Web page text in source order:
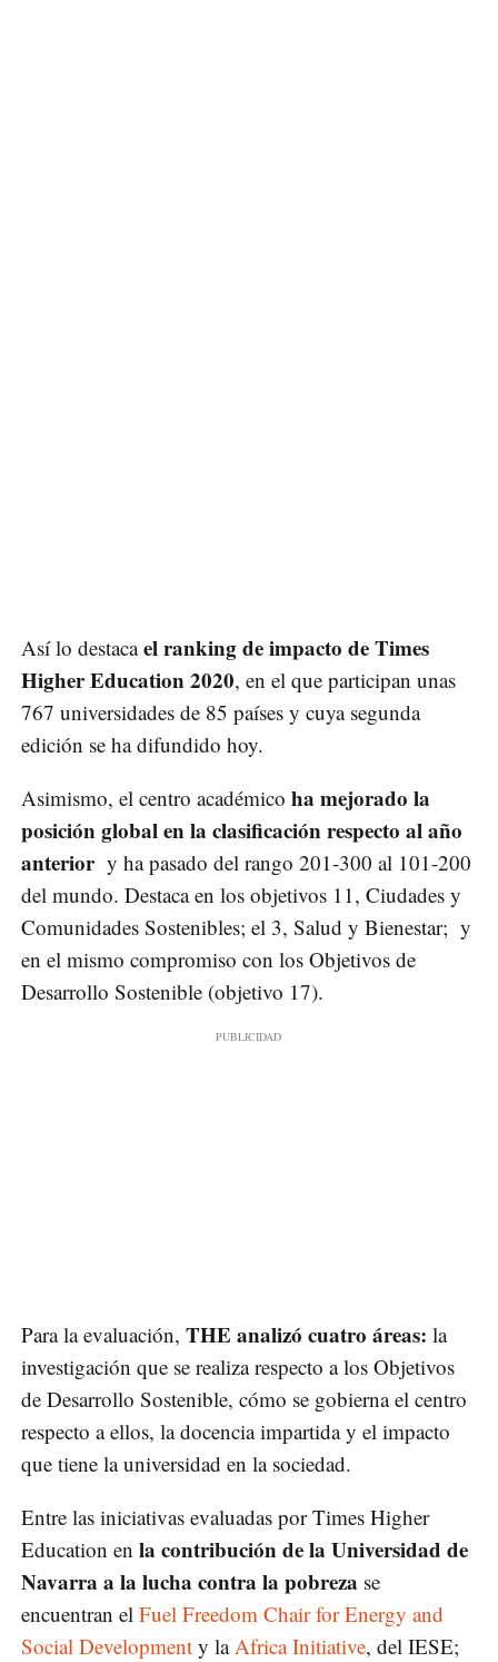
Así lo destacael ranking de impacto de Times
Higher Education 2020, en el que participan unas
767 universidades de 85 países y cuya segunda
edición se ha difundido hoy.
Asimismo, el centro académico ha mejorado la
posición global en la clasificación respecto al año
anteriory ha pasado del rango 201-300 al 101-200
del mundo. Destaca en los objetivos 11, Ciudades y
Comunidades Sostenibles; el 3, Salud y Bienestar; y
en el mismo compromiso con los Objetivos de
Desarrollo Sostenible (objetivo 17).
Para la evaluación, THE analizó cuatro áreas: la
investigación que se realiza respecto a los Objetivos
de Desarrollo Sostenible, cómo se gobierna el centro
respecto a ellos, la docencia impartida y el impacto
que tiene la universidad en la sociedad.
Entre las iniciativas evaluadas por Times Higher
Education en la contribución de la Universidad de
Navarra a la lucha contra la pobreza se
encuentran el Fuel Freedom Chair for Energy and
Social Development y laAfrica Initiative, del IESE;